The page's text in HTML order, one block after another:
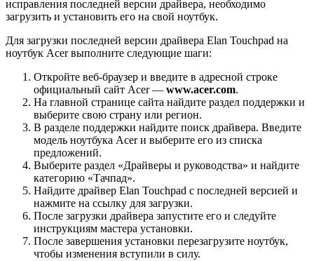
исправления последней версии драйвера, необходимо
загрузить и установить его на свой ноутбук.
Для загрузки последней версии драйвера Elan Touchpad на
ноутбук Acer выполните следующие шаги:
Откройте веб-браузер и введите в адресной строке
официальный сайт Acer — www.acer.com.
На главной странице сайта найдите раздел поддержки и
выберите свою страну или регион.
В разделе поддержки найдите поиск драйвера. Введите
модель ноутбука Acer и выберите его из списка
предложений.
Выберите раздел «Драйверы и руководства» и найдите
категорию «Тачпад».
Найдите драйвер Elan Touchpad с последней версией и
нажмите на ссылку для загрузки.
После загрузки драйвера запустите его и следуйте
инструкциям мастера установки.
После завершения установки перезагрузите ноутбук,
чтобы изменения вступили в силу.